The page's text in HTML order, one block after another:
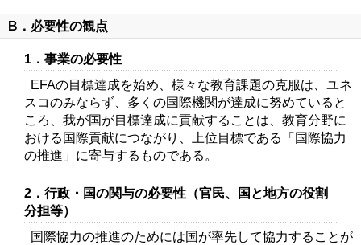
B．必要性の観点
1．事業の必要性
EFAの目標達成を始め、様々な教育課題の克服は、ユネ
スコのみならず、多くの国際機関が達成に努めていると
ころ、我が国が目標達成に貢献することは、教育分野に
おける国際貢献につながり、上位目標である「国際協力
の推進」に寄与するものである。
2．行政・国の関与の必要性（官民、国と地方の役割
分担等）
国際協力の推進のためには国が率先して協力することが